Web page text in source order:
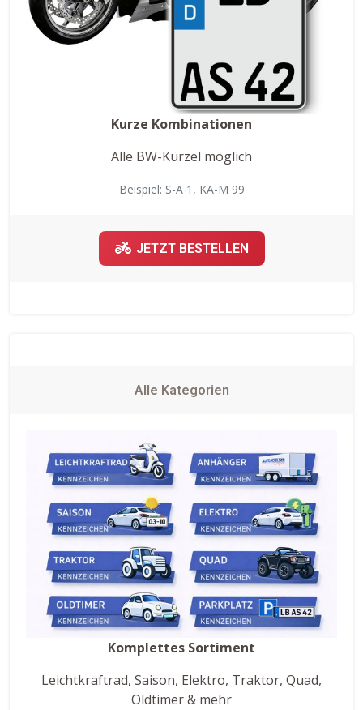
Kurze Kombinationen
Alle BW-Kürzel möglich
Beispiel: S-A 1, KA-M 99
JETZT BESTELLEN
Alle Kategorien
Komplettes Sortiment
Leichtkraftrad, Saison, Elektro, Traktor, Quad,
Oldtimer & mehr